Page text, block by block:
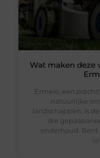
Wat maken deze
Ermelo, een
natuurlijke
landschappen, is
die
onderhoud. Bent